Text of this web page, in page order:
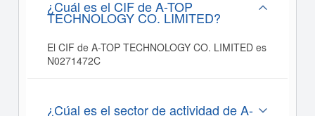
¿Cuál es el CIF de A-TOP
TECHNOLOGY CO. LIMITED?
El CIF de A-TOP TECHNOLOGY CO. LIMITED es
N0271472C
¿Cúal es el sector de actividad de A-